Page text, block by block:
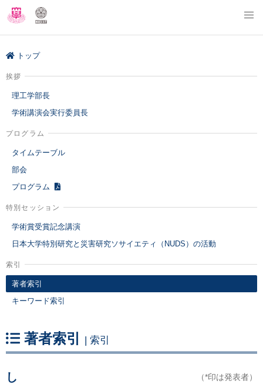
トップ
挨拶
理工学部長
学術講演会実行委員長
プログラム
タイムテーブル
部会
プログラム
特別セッション
学術賞受賞記念講演
日本大学特別研究と災害研究ソサイエティ（NUDS）の活動
索引
著者索引
キーワード索引
著者索引 | 索引
し （*印は発表者）